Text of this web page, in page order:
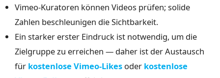
Vimeo-Kuratoren können Videos prüfen; solide
Zahlen beschleunigen die Sichtbarkeit.
Ein starker erster Eindruck ist notwendig, um die
Zielgruppe zu erreichen — daher ist der Austausch
für kostenlose Vimeo-Likes oder kostenlose